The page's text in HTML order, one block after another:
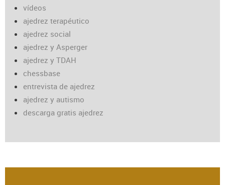
vídeos
ajedrez terapéutico
ajedrez social
ajedrez y Asperger
ajedrez y TDAH
chessbase
entrevista de ajedrez
ajedrez y autismo
descarga gratis ajedrez